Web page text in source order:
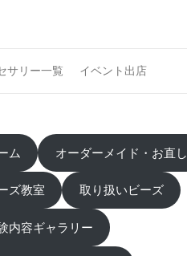
サリー一覧 イベント出店
ム オーダーメイド・お直し
ズ教室 取り扱いビーズ
内容ギャラリー